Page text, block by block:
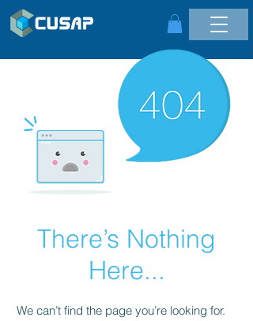
There’s Nothing
Here...
We can’t find the page you’re looking for.